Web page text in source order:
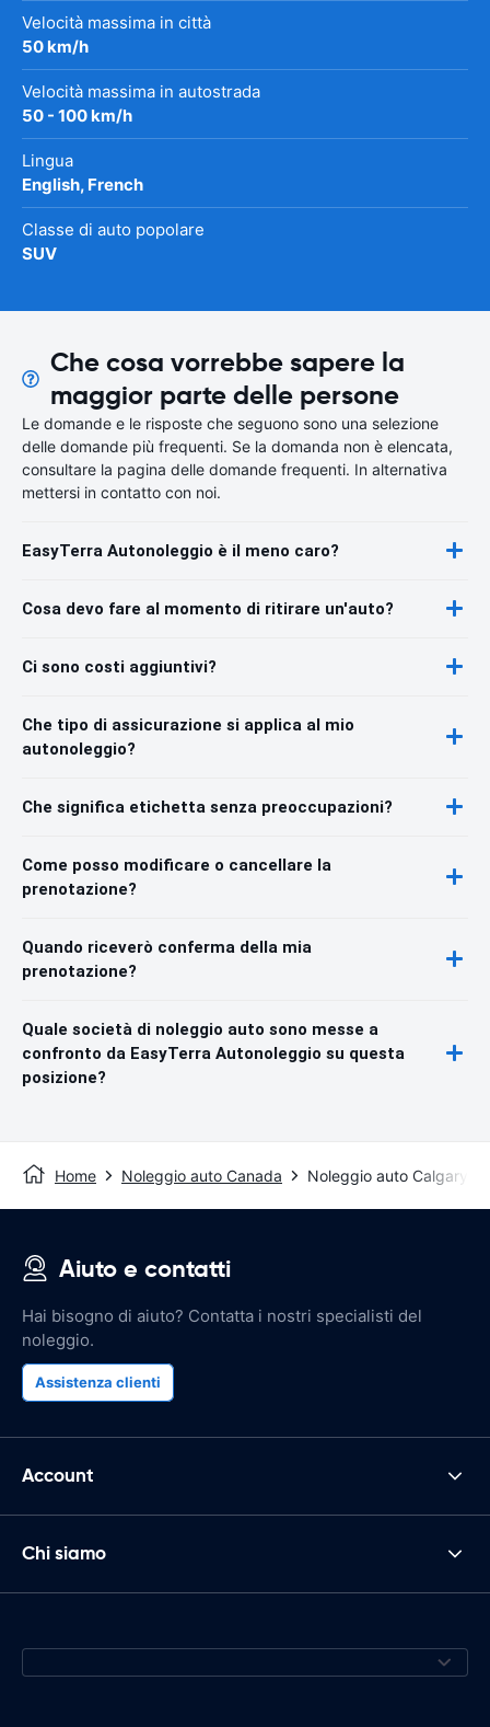
Velocità massima in città
50 km/h
Velocità massima in autostrada
50 - 100 km/h
Lingua
English, French
Classe di auto popolare
SUV
Che cosa vorrebbe sapere la
maggior parte delle persone
Le domande e le risposte che seguono sono una selezione
delle domande più frequenti. Se la domanda non è elencata,
consultare la pagina delle domande frequenti. In alternativa
mettersi in contatto con noi.
EasyTerra Autonoleggio è il meno caro?
Cosa devo fare al momento di ritirare un'auto?
Ci sono costi aggiuntivi?
Che tipo di assicurazione si applica al mio
autonoleggio?
Che significa etichetta senza preoccupazioni?
Come posso modificare o cancellare la
prenotazione?
Quando riceverò conferma della mia
prenotazione?
Quale società di noleggio auto sono messe a
confronto da EasyTerra Autonoleggio su questa
posizione?
Home Noleggio auto Canada Noleggio auto Calgary
Aiuto e contatti
Hai bisogno di aiuto? Contatta i nostri specialisti del
noleggio.
Assistenza clienti
Account
Chi siamo